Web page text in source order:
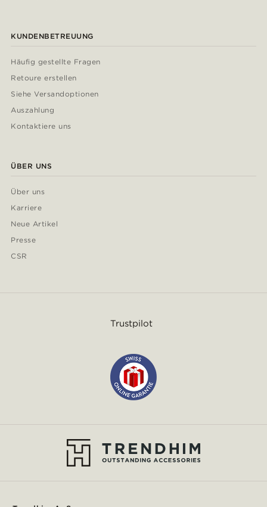
KUNDENBETREUUNG
Häufig gestellte Fragen
Retoure erstellen
Siehe Versandoptionen
Auszahlung
Kontaktiere uns
ÜBER UNS
Über uns
Karriere
Neue Artikel
Presse
CSR
Trustpilot